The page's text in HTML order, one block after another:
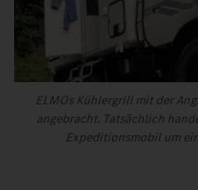
ELMOs Kühlergrill mit der
angebracht. Tatsächlich
Expeditionsmobil um